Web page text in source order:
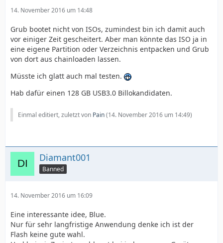
14. November 2016 um 14:48
Grub bootet nicht von ISOs, zumindest bin ich damit auch
vor einiger Zeit gescheitert. Aber man könnte das ISO ja in
eine eigene Partition oder Verzeichnis entpacken und Grub
von dort aus chainloaden lassen.
Müsste ich glatt auch mal testen.
Hab dafür einen 128 GB USB3.0 Billokandidaten.
Einmal editiert, zuletzt von Pain(14. November 2016 um 14:49)
Diamant001
Banned
14. November 2016 um 16:09
Eine interessante idee, Blue.
Nur für sehr langfristige Anwendung denke ich ist der
Flash keine gute wahl.